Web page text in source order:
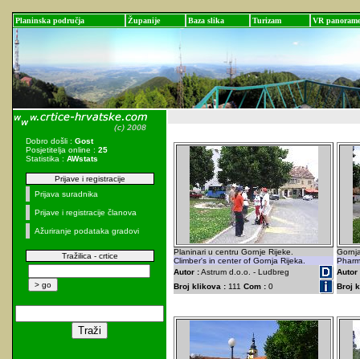
Planinska područja Županije Baza slika Turizam VR panorame
Dobro došli : Gost
Posjetitelja online : 25
Statistika : AWstats
Prijave i registracije
Prijava suradnika
Prijave i registracije članova
Ažuriranje podataka gradovi
Tražilica - crtice
Planinari u centru Gornje Rijeke.
Climber's in center of Gornja Rijeka.
Autor :Astrum d.o.o. - Ludbreg
Broj klikova : 111 Com : 0
Autor
Broj